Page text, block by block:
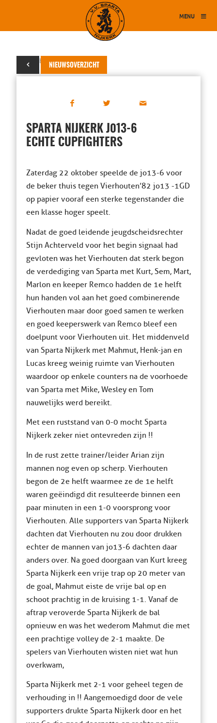
MENU
NIEUWSOVERZICHT
22 oktober 2016
SPARTA NIJKERK J013-6
ECHTE CUPFIGHTERS
Zaterdag 22 oktober speelde de jo13-6 voor
de beker thuis tegen Vierhouten’82 jo13 -1GD
op papier vooraf een sterke tegenstander die
een klasse hoger speelt.
Nadat de goed leidende jeugdscheidsrechter
Stijn Achterveld voor het begin signaal had
gevloten was het Vierhouten dat sterk begon
de verdediging van Sparta met Kurt, Sem, Mart,
Marlon en keeper Remco hadden de 1e helft
hun handen vol aan het goed combinerende
Vierhouten maar door goed samen te werken
en goed keeperswerk van Remco bleef een
doelpunt voor Vierhouten uit. Het middenveld
van Sparta Nijkerk met Mahmut, Henk-jan en
Lucas kreeg weinig ruimte van Vierhouten
waardoor op enkele counters na de voorhoede
van Sparta met Mike, Wesley en Tom
nauwelijks werd bereikt.
Met een ruststand van 0-0 mocht Sparta
Nijkerk zeker niet ontevreden zijn !!
In de rust zette trainer/leider Arian zijn
mannen nog even op scherp. Vierhouten
begon de 2e helft waarmee ze de 1e helft
waren geëindigd dit resulteerde binnen een
paar minuten in een 1-0 voorsprong voor
Vierhouten. Alle supporters van Sparta Nijkerk
dachten dat Vierhouten nu zou door drukken
echter de mannen van jo13-6 dachten daar
anders over. Na goed doorgaan van Kurt kreeg
Sparta Nijkerk een vrije trap op 20 meter van
de goal, Mahmut eiste de vrije bal op en
schoot prachtig in de kruising 1-1. Vanaf de
aftrap veroverde Sparta Nijkerk de bal
opnieuw en was het wederom Mahmut die met
een prachtige volley de 2-1 maakte. De
spelers van Vierhouten wisten niet wat hun
overkwam,
Sparta Nijkerk met 2-1 voor geheel tegen de
verhouding in !! Aangemoedigd door de vele
supporters drukte Sparta Nijkerk door en het